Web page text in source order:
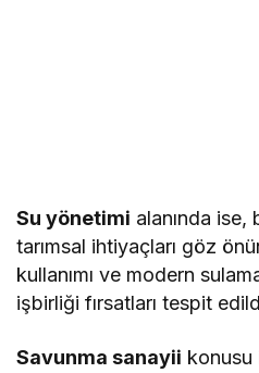
Su yönetimi alanında ise,
tarımsal ihtiyaçları göz
kullanımı ve modern
işbirliği fırsatları tespit
Savunma sanayii konusu